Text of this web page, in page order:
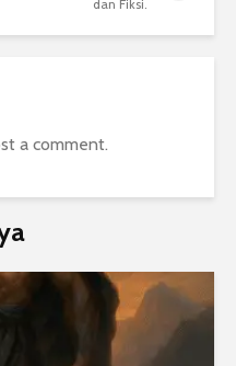
dan Fiksi.
a comment.